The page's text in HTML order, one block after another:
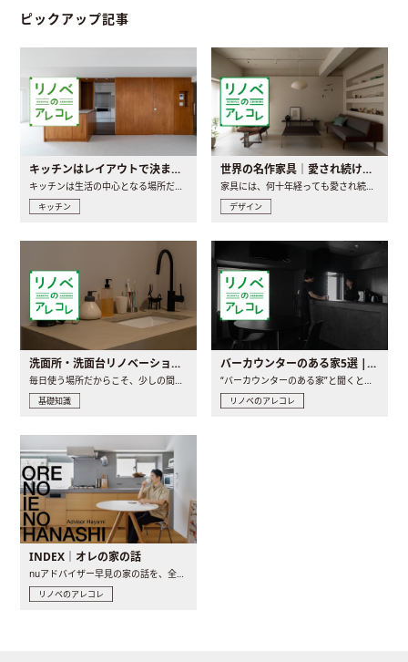
ピックアップ記事
キッチンはレイアウトで決まる。後悔しないための考え方と選び方
キッチンは生活の中心となる場所だからこそ、家の中のどこに置..
キッチン
世界の名作家具｜愛され続ける理由と一生モノとの出会い方
家具には、何十年経っても愛され続ける「名作」と呼ばれるもの..
デザイン
洗面所・洗面台リノベーションの事例と間取りアイデア
毎日使う場所だからこそ、少しの間取りの工夫や素材の選び方で..
基礎知識
バーカウンターのある家5選 | 日常に馴染む“距離の近い”キッチンとは
“バーカウンターのある家”と聞くと、少し特別な、大人のための..
リノベのアレコレ
INDEX｜オレの家の話
nuアドバイザー早見の家の話を、全4話でお届け。リノベーションを..
リノベのアレコレ